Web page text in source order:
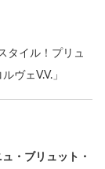
タイル！プリュ
ヴェV.V.」
・ブリュット・